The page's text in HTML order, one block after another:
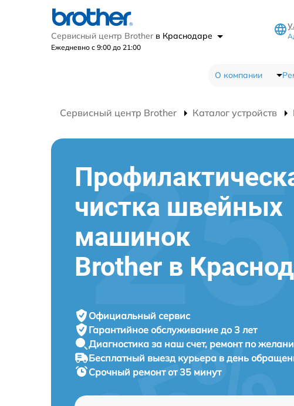
Сервисный центр Brother в Краснодаре
Ежедневно с 9:00 до 21:00
О компании
Сервисный центр Brother Каталог устройств
чистка швейных
машинок
Brother в
Официальный сервис
Гарантийное обслуживание до 3 лет
Диагностика за наш счет, ремонт по
Бесплатный выезд курьера в день
Срочный ремонтот 35 минут